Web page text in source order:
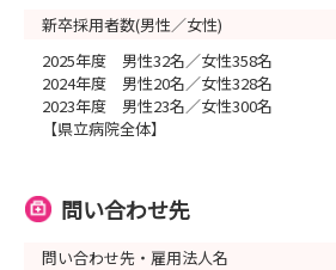
新卒採用者数(男性／女性)
2025年度 男性32名／女性358名
2024年度 男性20名／女性328名
2023年度 男性23名／女性300名
【県立病院全体】
問い合わせ先
問い合わせ先・雇用法人名